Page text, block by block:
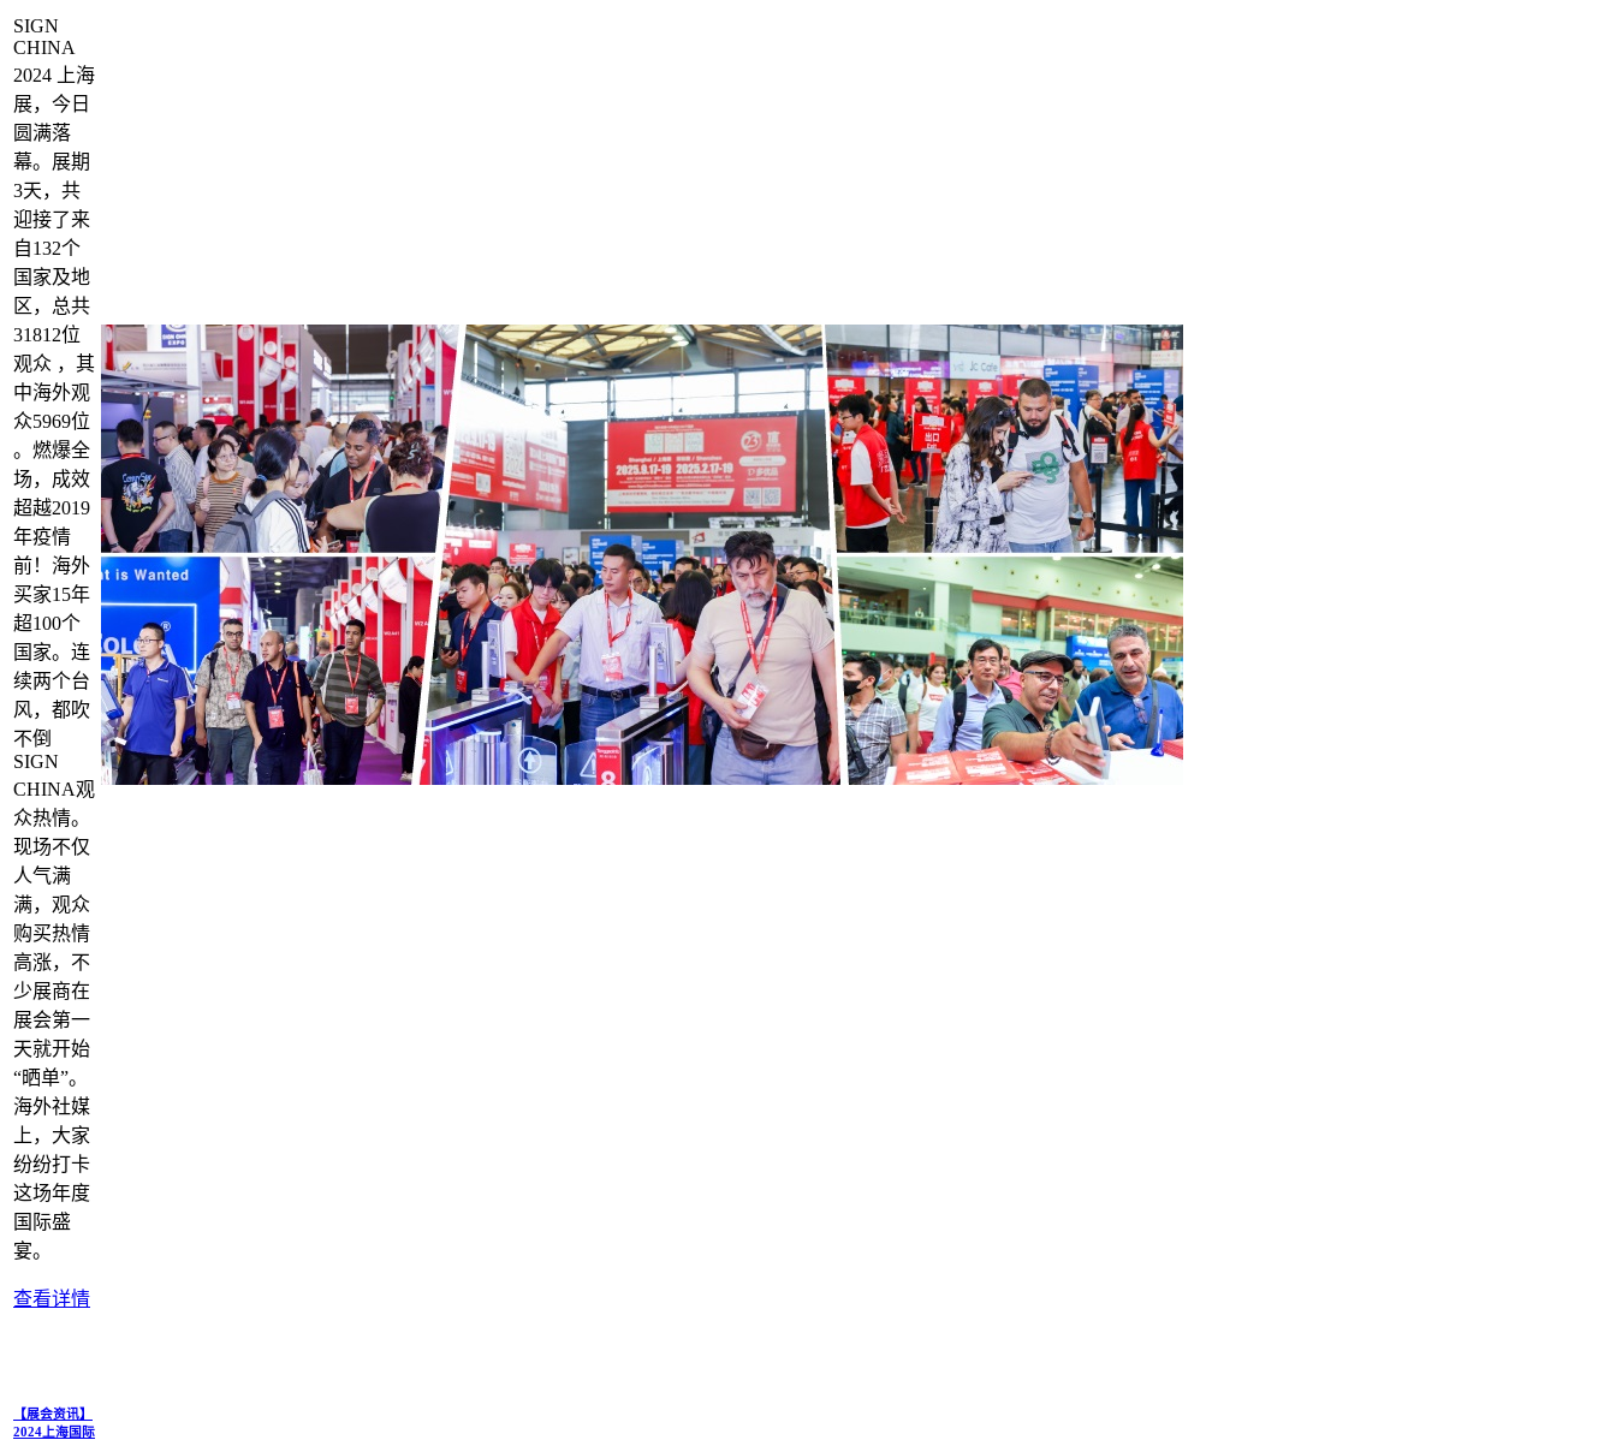
SIGN
CHINA
2024 上海
展，今日
圆满落
幕。展期
3天，共
迎接了来
自132个
国家及地
区，总共
31812位
观众 ，其
中海外观
众5969位
。燃爆全
场，成效
超越2019
年疫情
前！海外
买家15年
超100个
国家。连
续两个台
风，都吹
不倒
SIGN
CHINA观
众热情。
现场不仅
人气满
满，观众
购买热情
高涨，不
少展商在
展会第一
天就开始
“晒单”。
海外社媒
上，大家
纷纷打卡
这场年度
国际盛
宴。
查看详情
【展会资讯】
2024上海国际